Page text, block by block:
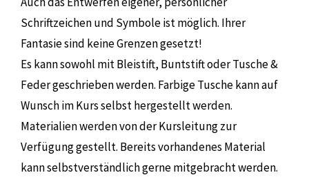
Schriftzeichen und Symbole ist möglich. Ihrer
Fantasie sind keine Grenzen gesetzt!
Es kann sowohl mit Bleistift, Buntstift oder Tusche &
Feder geschrieben werden. Farbige Tusche kann auf
Wunsch im Kurs selbst hergestellt werden.
Materialien werden von der Kursleitung zur
Verfügung gestellt. Bereits vorhandenes Material
kann selbstverständlich gerne mitgebracht werden.